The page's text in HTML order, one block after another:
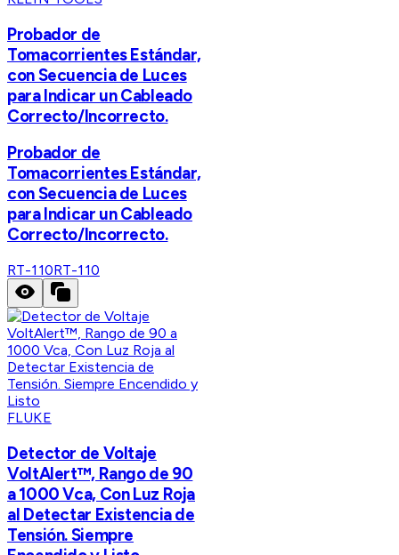
Probador de
Tomacorrientes Estándar,
con Secuencia de Luces
para Indicar un Cableado
Correcto/Incorrecto.
Probador de
Tomacorrientes Estándar,
con Secuencia de Luces
para Indicar un Cableado
Correcto/Incorrecto.
RT-110RT-110
FLUKE
Detector de Voltaje
VoltAlert™, Rango de 90
a 1000 Vca, Con Luz Roja
al Detectar Existencia de
Tensión. Siempre